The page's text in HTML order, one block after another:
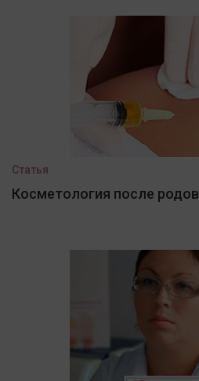
Статья
Косметология после родов